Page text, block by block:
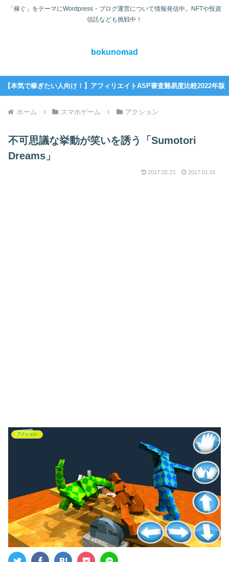
「稼ぐ」をテーマにWordpress・ブログ運営について情報発信中。NFTや投資
信託なども挑戦中！
bokunomad
【本気で稼ぎたい人向け！】アフィリエイトASP審査難易度比較2022年版
ホーム スマホゲーム アクション
不可思議な挙動が笑いを誘う「Sumotori
Dreams」
2017.02.23 2017.01.01
アクション